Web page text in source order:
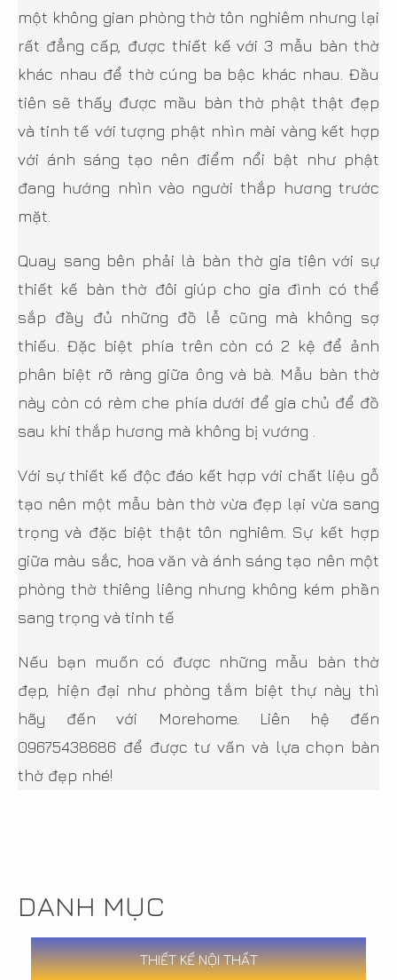
một không gian phòng thờ tôn nghiêm nhưng lại
rất đẳng cấp, được thiết kế với 3 mẫu bàn thờ
khác nhau để thờ cúng ba bậc khác nhau. Đầu
tiên sẽ thấy được mầu bàn thờ phật thật đẹp
và tinh tế với tượng phật nhìn mài vàng kết hợp
với ánh sáng tạo nên điểm nổi bật như phật
đang hướng nhìn vào người thắp hương trước
mặt.
Quay sang bên phải là bàn thờ gia tiên với sự
thiết kế bàn thờ đôi giúp cho gia đình có thể
sắp đầy đủ những đồ lễ cũng mà không sợ
thiếu. Đặc biệt phía trên còn có 2 kệ để ảnh
phân biệt rõ ràng giữa ông và bà. Mẫu bàn thờ
này còn có rèm che phía dưới để gia chủ để đồ
sau khi thắp hương mà không bị vướng .
Với sự thiết kế độc đáo kết hợp với chất liệu gỗ
tạo nên một mẫu bàn thờ vừa đẹp lại vừa sang
trọng và đặc biệt thật tôn nghiêm. Sự kết hợp
giữa màu sắc, hoa văn và ánh sáng tạo nên một
phòng thờ thiêng liêng nhưng không kém phần
sang trọng và tinh tế
Nếu bạn muốn có được những mẫu bàn thờ
đẹp, hiện đại như phòng tắm biệt thự này thì
hãy đến với Morehome. Liên hệ đến
09675438686 để được tư vấn và lựa chọn bàn
thờ đẹp nhé!
DANH MỤC
THIẾT KẾ NỘI THẤT